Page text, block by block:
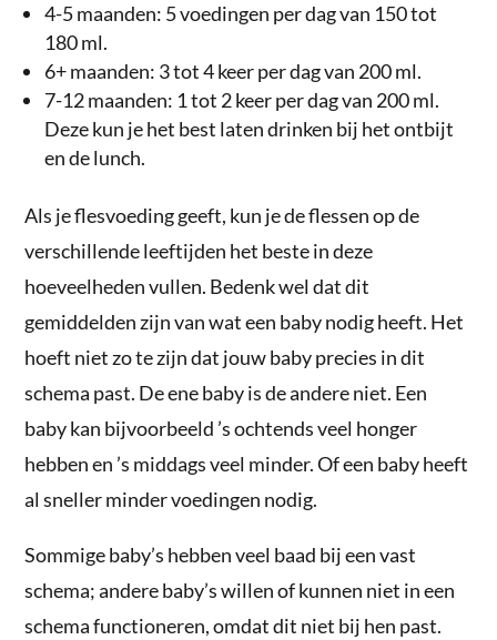
4-5 maanden: 5 voedingen per dag van 150 tot
180 ml.
6+ maanden: 3 tot 4 keer per dag van 200 ml.
7-12 maanden: 1 tot 2 keer per dag van 200 ml.
Deze kun je het best laten drinken bij het ontbijt
en de lunch.
Als je flesvoeding geeft, kun je de flessen op de
verschillende leeftijden het beste in deze
hoeveelheden vullen. Bedenk wel dat dit
gemiddelden zijn van wat een baby nodig heeft. Het
hoeft niet zo te zijn dat jouw baby precies in dit
schema past. De ene baby is de andere niet. Een
baby kan bijvoorbeeld ’s ochtends veel honger
hebben en ’s middags veel minder. Of een baby heeft
al sneller minder voedingen nodig.
Sommige baby’s hebben veel baad bij een vast
schema; andere baby’s willen of kunnen niet in een
schema functioneren, omdat dit niet bij hen past.